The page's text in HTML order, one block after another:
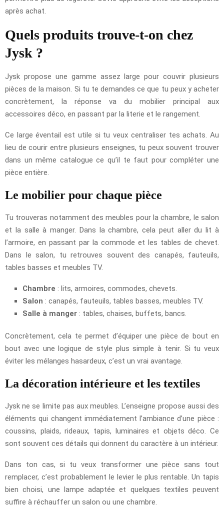
après achat.
Quels produits trouve-t-on chez
Jysk ?
Jysk propose une gamme assez large pour couvrir plusieurs
pièces de la maison. Si tu te demandes ce que tu peux y acheter
concrètement, la réponse va du mobilier principal aux
accessoires déco, en passant par la literie et le rangement.
Ce large éventail est utile si tu veux centraliser tes achats. Au
lieu de courir entre plusieurs enseignes, tu peux souvent trouver
dans un même catalogue ce qu’il te faut pour compléter une
pièce entière.
Le mobilier pour chaque pièce
Tu trouveras notamment des meubles pour la chambre, le salon
et la salle à manger. Dans la chambre, cela peut aller du lit à
l’armoire, en passant par la commode et les tables de chevet.
Dans le salon, tu retrouves souvent des canapés, fauteuils,
tables basses et meubles TV.
Chambre : lits, armoires, commodes, chevets.
Salon : canapés, fauteuils, tables basses, meubles TV.
Salle à manger : tables, chaises, buffets, bancs.
Concrètement, cela te permet d’équiper une pièce de bout en
bout avec une logique de style plus simple à tenir. Si tu veux
éviter les mélanges hasardeux, c’est un vrai avantage.
La décoration intérieure et les textiles
Jysk ne se limite pas aux meubles. L’enseigne propose aussi des
éléments qui changent immédiatement l’ambiance d’une pièce :
coussins, plaids, rideaux, tapis, luminaires et objets déco. Ce
sont souvent ces détails qui donnent du caractère à un intérieur.
Dans ton cas, si tu veux transformer une pièce sans tout
remplacer, c’est probablement le levier le plus rentable. Un tapis
bien choisi, une lampe adaptée et quelques textiles peuvent
suffire à réchauffer un salon ou une chambre.